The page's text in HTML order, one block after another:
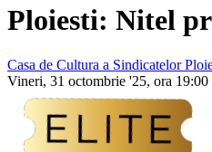
Ploiesti: Nitel
Casa de Cultura a Sindicatelor
Vineri, 31 octombrie '25, ora 19:00